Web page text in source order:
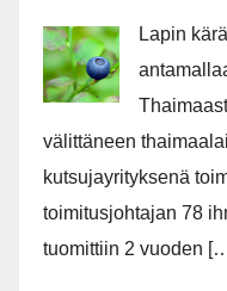
Lapin
välittäneen
kutsujayrityksenä
toimitusjohtajan 78
tuomittiin 2 vuoden